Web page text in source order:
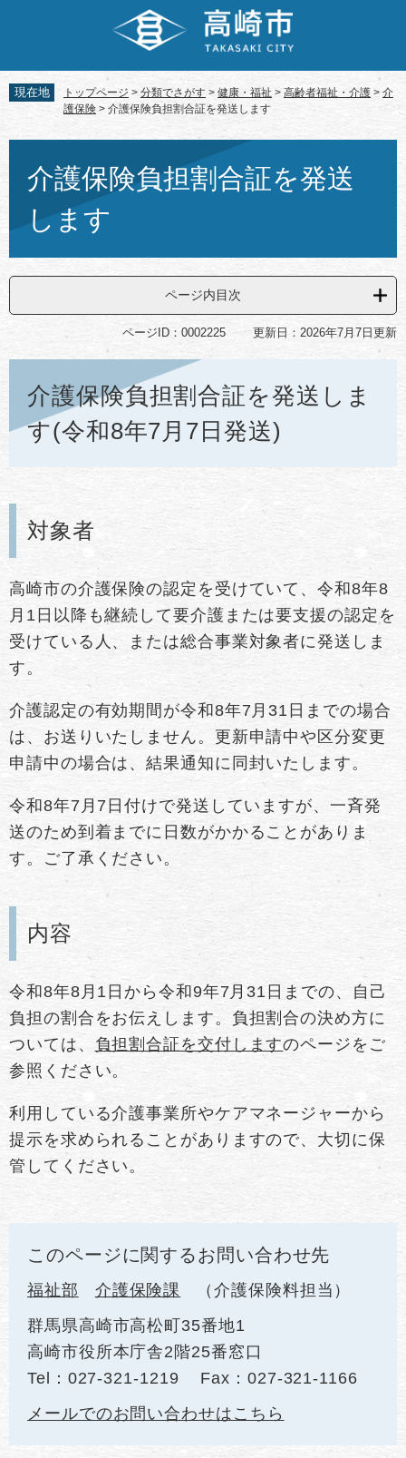
先
頭
す。
を
飛
し
現在地 トップページ > 分類でさがす > 健康・福祉 > 高齢者福祉・介護 > 介
護保険 > 介護保険負担割合証を発送します
介護保険負担割合証を発送
します
ページ内目次
ページID：0002225 更新日：2026年7月7日更新
介護保険負担割合証を発送しま
す(令和8年7月7日発送)
対象者
高崎市の介護保険の認定を受けていて、令和8年8
月1日以降も継続して要介護または要支援の認定を
受けている人、または総合事業対象者に発送しま
す。
介護認定の有効期間が令和8年7月31日までの場合
は、お送りいたしません。更新申請中や区分変更
申請中の場合は、結果通知に同封いたします。
令和8年7月7日付けで発送していますが、一斉発
送のため到着までに日数がかかることがありま
す。ご了承ください。
内容
令和8年8月1日から令和9年7月31日までの、自己
負担の割合をお伝えします。負担割合の決め方に
ついては、 負担割合証を交付しますのページをご
参照ください。
利用している介護事業所やケアマネージャーから
提示を求められることがありますので、大切に保
管してください。
このページに関するお問い合わせ先
福祉部 介護保険課
介護保険料担当
群馬県高崎市高松町35番地1
高崎市役所本庁舎2階25番窓口
Tel：027-321-1219
Fax：027-321-1166
メールでのお問い合わせはこちら